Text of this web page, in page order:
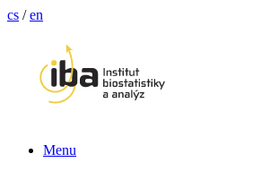
cs /en
Menu